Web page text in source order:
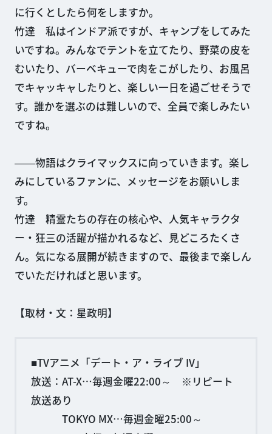
に行くとしたら何をしますか。
竹達 私はインドア派ですが、キャンプをしてみた
いですね。みんなでテントを立てたり、野菜の皮を
むいたり、バーベキューで肉をこがしたり、お風呂
でキャッキャしたりと、楽しい一日を過ごせそうで
す。誰かを選ぶのは難しいので、全員で楽しみたい
ですね。
――物語はクライマックスに向っていきます。楽し
みにしているファンに、メッセージをお願いしま
す。
竹達 精霊たちの存在の核心や、人気キャラクタ
ー・狂三の活躍が描かれるなど、見どころたくさ
ん。気になる展開が続きますので、最後まで楽しん
でいただければと思います。
【取材・文：星政明】
■TVアニメ「デート・ア・ライブ IV」
放送：AT-X…毎週金曜22:00～ ※リピート
放送あり
TOKYO MX…毎週金曜25:00～